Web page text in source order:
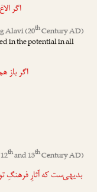
اگر
Alavi(20thCentury AD)
in the potential in all
اگر باز
thand 13thCentury AD)
بدیهی‌ست که آثارِ فرهنگِ